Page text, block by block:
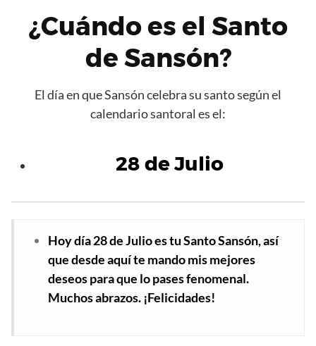
¿Cuándo es el Santo
de Sansón?
El día en que Sansón celebra su santo según el
calendario santoral es el:
28 de Julio
Hoy día 28 de Julio es tu Santo Sansón, así
que desde aquí te mando mis mejores
deseos para que lo pases fenomenal.
Muchos abrazos. ¡Felicidades!